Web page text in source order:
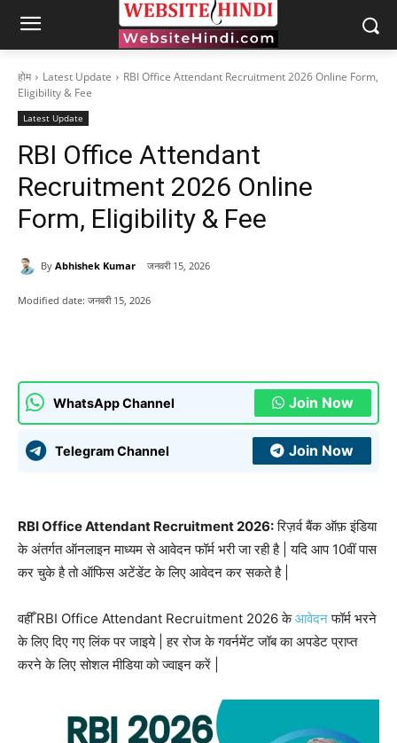
होम Latest Update
RBI Office Attendant Recruitment 2026 Online Form,
Eligibility & Fee
Latest Update
RBI Office Attendant
Recruitment 2026 Online
Form, Eligibility & Fee
By Abhishek Kumar जनवरी 15, 2026
Modified date: जनवरी 15, 2026
WhatsApp Channel Join Now
Telegram Channel Join Now
RBI Office Attendant Recruitment 2026:रिज़र्व बैंक ऑफ़ इंडिया
के अंतर्गत ऑनलाइन माध्यम से आवेदन फॉर्म भरी जा रही है | यदि आप 10वीं पास
कर चुके है तो ऑफिस अटेंडेंट के लिए आवेदन कर सकते है |
वहीँ RBI Office Attendant Recruitment 2026 केआवेदनफॉर्म भरने
के लिए दिए गए लिंक पर जाइये | हर रोज के गवर्नमेंट जॉब का अपडेट प्राप्त
करने के लिए सोशल मीडिया को ज्वाइन करें |